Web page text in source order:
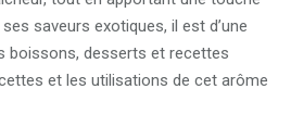
saveurs exotiques, il est d’une
boissons, desserts et recettes
et les utilisations de cet arôme